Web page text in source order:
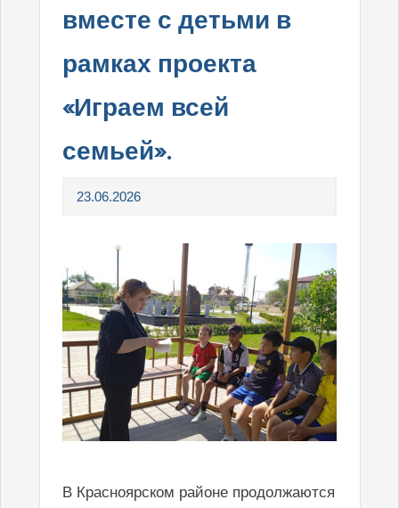
вместе с детьми в
рамках проекта
«Играем всей
семьей».
23.06.2026
В Красноярском районе продолжаются